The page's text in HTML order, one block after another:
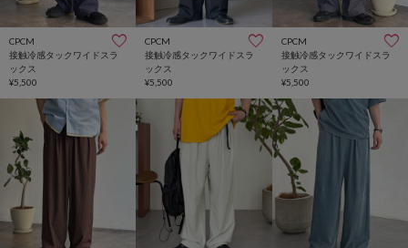
CPCM
接触冷感タックワイドスラ
ックス
¥5,500
CPCM
接触冷感タックワイドスラ
ックス
¥5,500
CPCM
接触冷感タックワイドスラ
ックス
¥5,500